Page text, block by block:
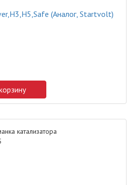
(Аналог, Startvolt)